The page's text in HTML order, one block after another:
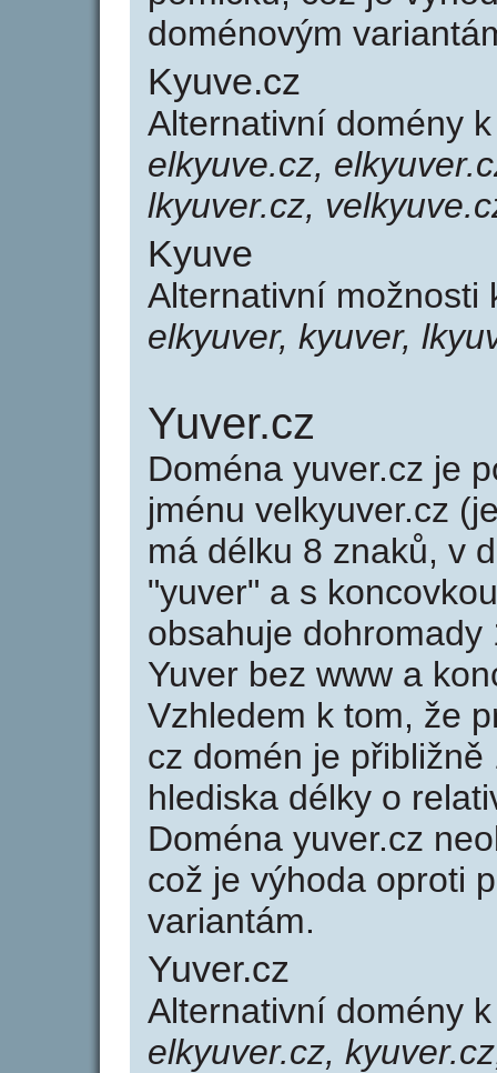
doménovým
Kyuve.cz
Alternativní domény
elkyuve.cz,
lkyuver.cz,
Kyuve
Alternativní
elkyuver, kyuver,
Yuver.cz
Doména yuver.cz je
jménu velkyuver.cz
má délku 8 znaků, v
"yuver" a s
obsahuje
Yuver bez www a
Vzhledem k tom, že
cz domén je
hlediska délky o
Doména yuver.cz
což je výhoda oproti
variantám.
Yuver.cz
Alternativní domény
elkyuver.cz,